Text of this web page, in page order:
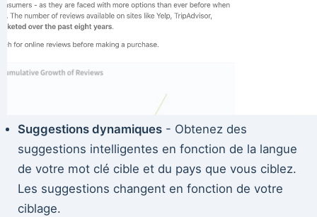
Suggestions dynamiques- Obtenez des
suggestions intelligentes en fonction de la langue
de votre mot clé cible et du pays que vous ciblez.
Les suggestions changent en fonction de votre
ciblage.